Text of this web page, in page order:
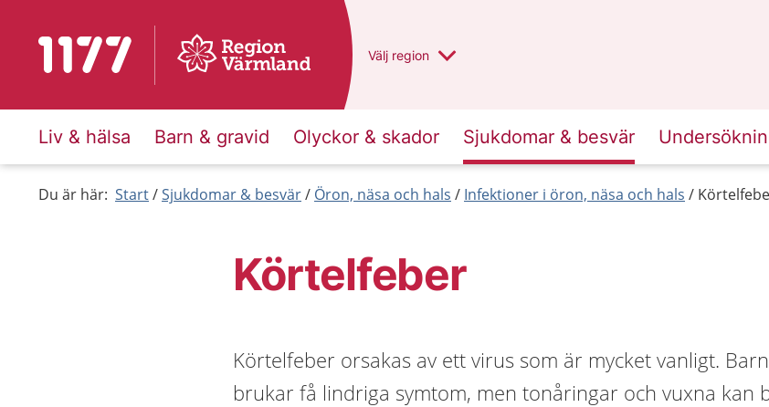
Till startsidan för 1177 Du har valt region
Välj en annan
region
Liv & hälsa Barn & gravid Olyckor & skador Sjukdomar & besvär
Du är här: Start Sjukdomar & besvär Öron, näsa och hals Infektioner i öron, näsa och hals
Körtelfeber
Körtelfeber orsakas av ett virus som är mycket vanligt. Barn
brukar få lindriga symtom, men tonåringar och vuxna kan